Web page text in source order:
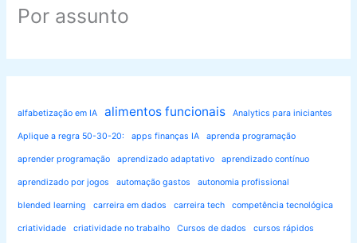
Por assunto
alfabetização em IA alimentos funcionais Analytics para iniciantes
Aplique a regra 50-30-20: apps finanças IA aprenda programação
aprender programação aprendizado adaptativo aprendizado contínuo
aprendizado por jogos automação gastos autonomia profissional
blended learning carreira em dados carreira tech competência tecnológica
criatividade criatividade no trabalho Cursos de dados cursos rápidos